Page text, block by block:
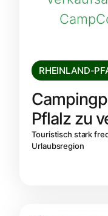
RHEINLAND-
Pflalz zu
Touristisch stark
Urlaubsregion